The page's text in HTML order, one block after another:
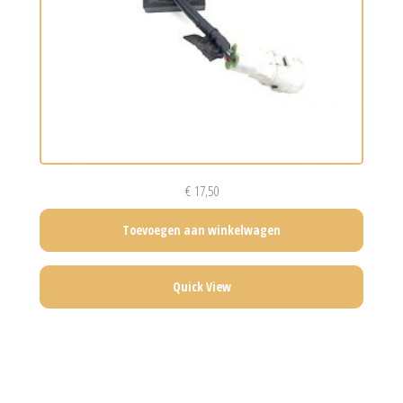
€17,50
Toevoegen aan winkelwagen
Quick View